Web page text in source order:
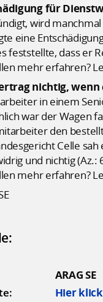
für
wird
eine
feststellte, dass er
mehr erfahren?
nichtig,
in einem
war der Wagen
den
Celle
und nichtig (Az.:
mehr erfahren?
ARAG SE
Hier